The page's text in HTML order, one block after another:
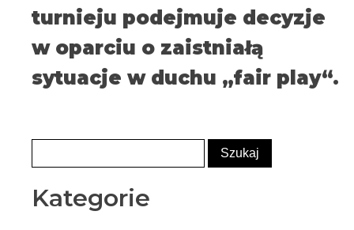
turnieju podejmuje decyzje
w oparciu o zaistniałą
sytuacje w duchu „fair play“.
Kategorie